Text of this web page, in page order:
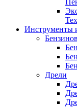
Инструменты
Дрели